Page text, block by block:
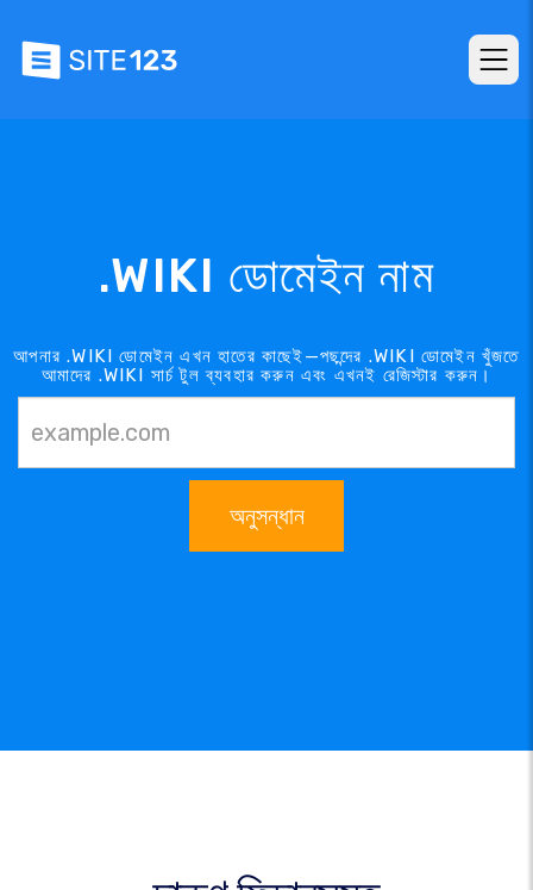
.WIKI ডোমেইন নাম
আপনার .WIKI ডোমেইন এখন হাতের কাছেই—পছন্দের .WIKI ডোমেইন খুঁজতে
আমাদের .WIKI সার্চ টুল ব্যবহার করুন এবং এখনই রেজিস্টার করুন।
অনুসন্ধান